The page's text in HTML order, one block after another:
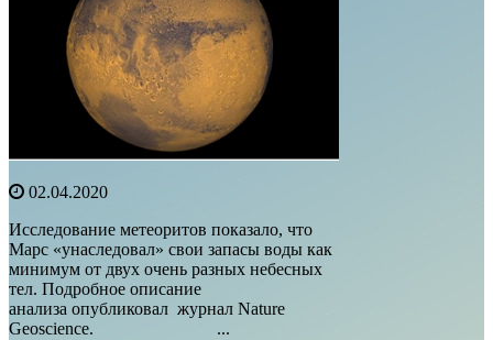
02.04.2020
Исследование метеоритов показало, что
Марс «унаследовал» свои запасы воды как
минимум от двух очень разных небесных
тел. Подробное описание
анализа опубликовал журнал Nature
Geoscience. ...